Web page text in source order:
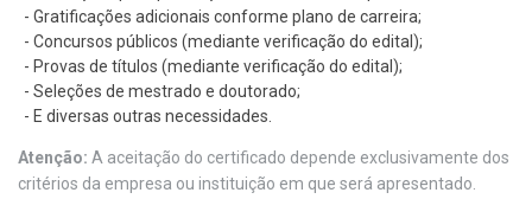
- Gratificações adicionais conforme plano de carreira;
- Concursos públicos (mediante verificação do edital);
- Provas de títulos (mediante verificação do edital);
- Seleções de mestrado e doutorado;
- E diversas outras necessidades.
Atenção: A aceitação do certificado depende exclusivamente dos
critérios da empresa ou instituição em que será apresentado.